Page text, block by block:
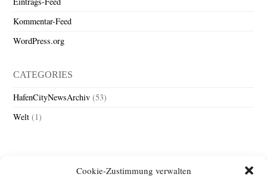
Cookie-Zustimmung verwalten
Kommentar-Feed
WordPress.org
CATEGORIES
HafenCityNewsArchiv (53)
Welt (1)